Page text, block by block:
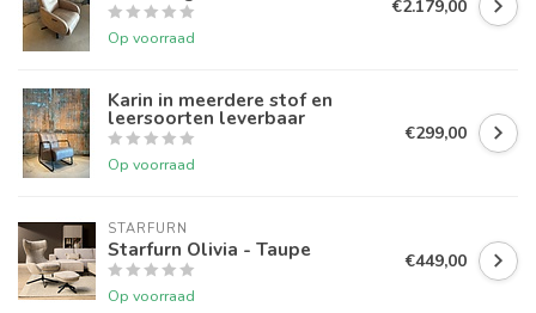
Op voorraad
€2.179,00
Karin in meerdere stof en
leersoorten leverbaar
Op voorraad
€299,00
STARFURN
Starfurn Olivia - Taupe
Op voorraad
€449,00